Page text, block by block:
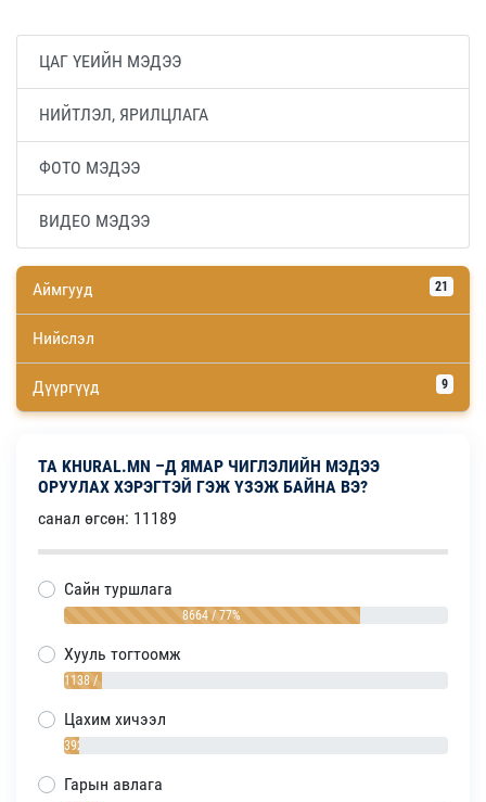
ЦАГ ҮЕИЙН МЭДЭЭ
НИЙТЛЭЛ, ЯРИЛЦЛАГА
ФОТО МЭДЭЭ
ВИДЕО МЭДЭЭ
Аймгууд 21
Нийслэл
Дүүргүүд 9
ТА KHURAL.MN –Д ЯМАР ЧИГЛЭЛИЙН МЭДЭЭ
ОРУУЛАХ ХЭРЭГТЭЙ ГЭЖ ҮЗЭЖ БАЙНА ВЭ?
санал өгсөн: 11189
Сайн туршлага
8664 / 77%
Хууль тогтоомж
1138 / 10%
Цахим хичээл
392 / 4%
Гарын авлага